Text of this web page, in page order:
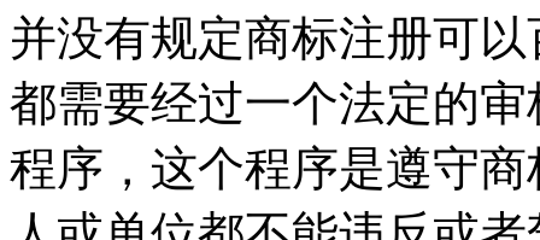
并没有规定商标注册可
都需要经过一个法定的
程序，这个程序是遵守